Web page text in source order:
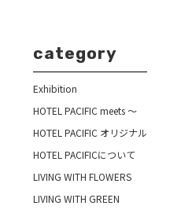
category
Exhibition
HOTEL PACIFIC meets ～
HOTEL PACIFIC オリジナル
HOTEL PACIFICについて
LIVING WITH FLOWERS
LIVING WITH GREEN